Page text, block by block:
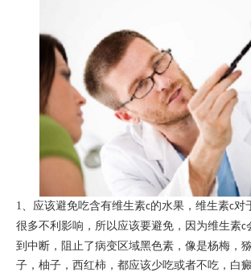
1 、应该避免吃含有维生素c的水果，维生素c对
很多不利影响，所以应该要避免，因为维生素c
到中断，阻止了病变区域黑色素，像是杨梅，
子，柚子，西红柿，都应该少吃或者不吃，白